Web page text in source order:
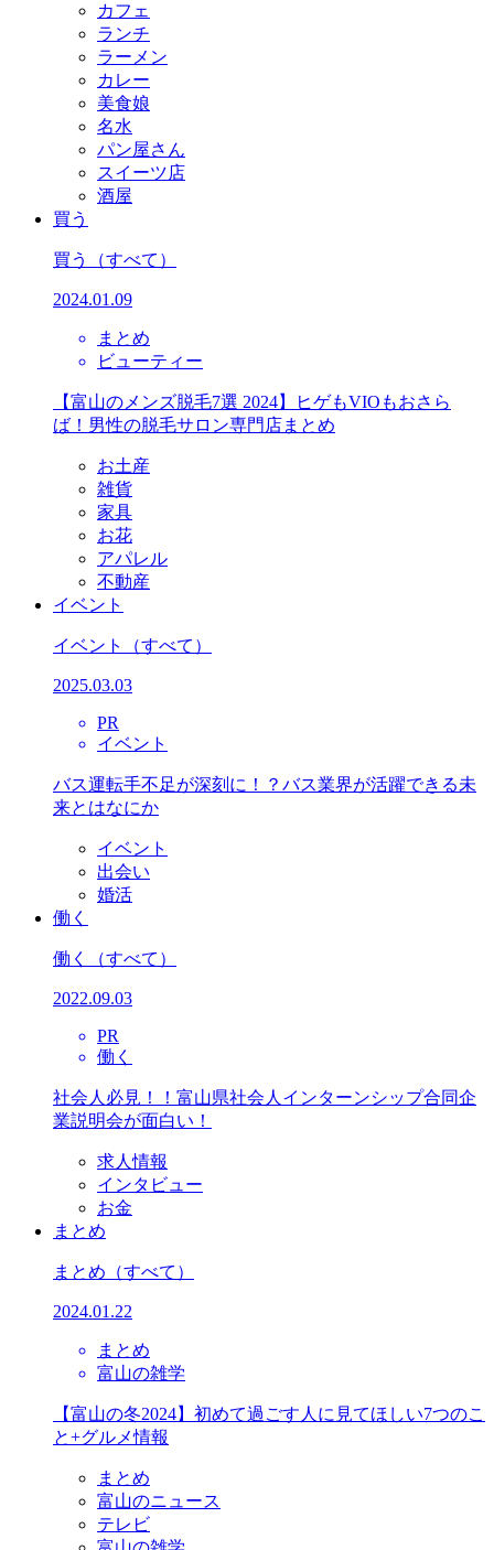
カフェ
ランチ
ラーメン
カレー
美食娘
名水
パン屋さん
スイーツ店
酒屋
買う
買う （すべて）
2024.01.09
まとめ
ビューティー
【富山のメンズ脱毛7選 2024】ヒゲもVIOもおさら
ば！男性の脱毛サロン専門店まとめ
お土産
雑貨
家具
お花
アパレル
不動産
イベント
イベント （すべて）
2025.03.03
PR
イベント
バス運転手不足が深刻に！？バス業界が活躍できる未
来とはなにか
イベント
出会い
婚活
働く
働く （すべて）
2022.09.03
PR
働く
社会人必見！！富山県社会人インターンシップ合同企
業説明会が面白い！
求人情報
インタビュー
お金
まとめ
まとめ （すべて）
2024.01.22
まとめ
富山の雑学
【富山の冬2024】初めて過ごす人に見てほしい7つのこ
と+グルメ情報
まとめ
富山のニュース
テレビ